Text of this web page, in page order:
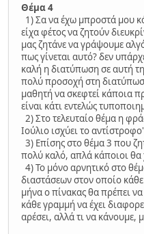
Θέμα 4
1) Σα να έχω μπροστά μου
είχα φέτος να ζητούν
μας ζητάνε να γράψουμε
πως γίνεται αυτό? δεν
καλή η διατύπωση σε αυτή
πολύ προσοχή στη
μαθητή να σκεφτεί κάποια
είναι κάτι εντελώς
2) Στο τελευταίο θέμα η
Ιούλιο ισχύει το
3) Επίσης στο θέμα 3 που
πολύ καλό, απλά κάποιοι
4) Το μόνο αρνητικό στο
διαστάσεων στον οποίο
μήνα ο πίνακας θα πρέπει να
κάθε γραμμή να έχει
αρέσει, αλλά τι να κάνουμε,